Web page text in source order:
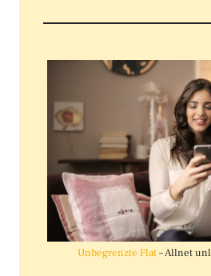
Unbegrenzte Flat– Allnet